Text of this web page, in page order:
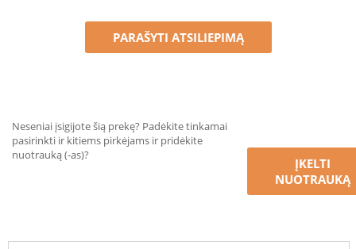
PARAŠYTI ATSILIEPIMĄ
Neseniai įsigijote šią prekę? Padėkite tinkamai
pasirinkti ir kitiems pirkėjams ir pridėkite
nuotrauką (-as)?
ĮKELTI
NUOTRAUKĄ